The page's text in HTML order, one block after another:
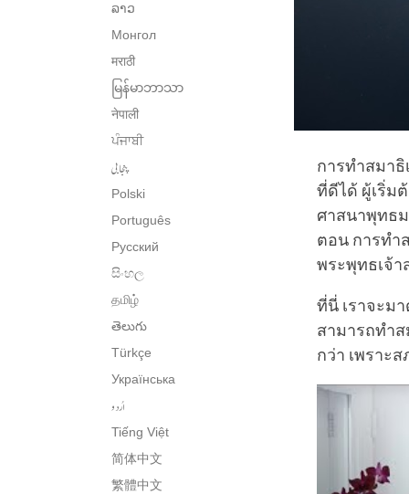
ລາວ
Монгол
मराठी
မြန်မာဘာသာ
नेपाली
ਪੰਜਾਬੀ
پنجابی
Polski
Português
Русский
සිංහල
தமிழ்
తెలుగు
Türkçe
Українська
اُردو
Tiếng Việt
简体中文
繁體中文
การทำสมา
ที่ดีได้ ผู้เริ่ม
ศาสนาพุทธ
ตอน การทำ
พระพุทธเจ้า
ที่นี่ เราจะม
สามารถทำ
กว่า เพราะ